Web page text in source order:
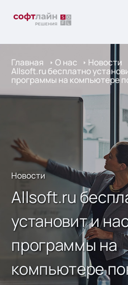
Главная О нас Новости
Allsoft.ru бесплатно
программы на компьютере
Новости
Allsoft.ru
установит и
программы на
компьютере